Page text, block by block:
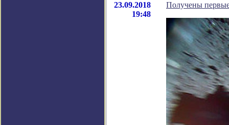
23.09.2018
19:48
Получены